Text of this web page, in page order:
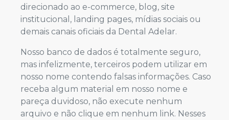
direcionado ao e-commerce, blog, site
institucional, landing pages, mídias sociais ou
demais canais oficiais da Dental Adelar.
Nosso banco de dados é totalmente seguro,
mas infelizmente, terceiros podem utilizar em
nosso nome contendo falsas informações. Caso
receba algum material em nosso nome e
pareça duvidoso, não execute nenhum
arquivo e não clique em nenhum link. Nesses